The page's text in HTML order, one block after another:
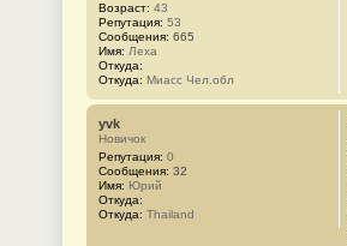
Возраст: 43
Репутация: 53
Сообщения: 665
Имя: Леха
Откуда:
Откуда: Миасс Чел.обл
yvk
Новичок
Репутация: 0
Сообщения: 32
Имя: Юрий
Откуда:
Откуда: Thailand